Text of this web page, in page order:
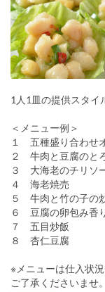
1人1皿の提供スタイ
＜メニュー例＞
１ 五種盛り合わせ
２ 牛肉と豆腐のと
３ 大海老のチリソ
４ 海老焼売
５ 牛肉と竹の子の
６ 豆腐の卵包み香
７ 五目炒飯
８ 杏仁豆腐
※メニューは仕入状
ご了承くださいませ。